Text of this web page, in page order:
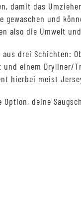
damit das
gewaschen und
also die Umwelt
drei Schichten:
und einem Dryliner/
hierbei meist
Option, deine